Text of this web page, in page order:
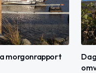
morgonrapport